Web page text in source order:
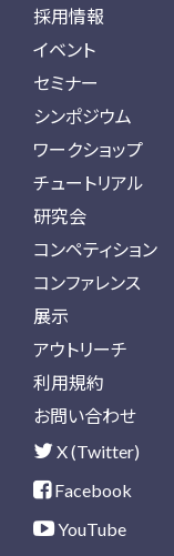
採用情報
イベント
セミナー
シンポジウム
ワークショップ
チュートリアル
研究会
コンペティション
コンファレンス
展示
アウトリーチ
利用規約
お問い合わせ
X (Twitter)
Facebook
YouTube